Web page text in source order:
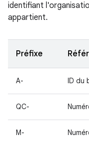
identifiant
appartient.
Préfixe
A- ID du
QC-
M-